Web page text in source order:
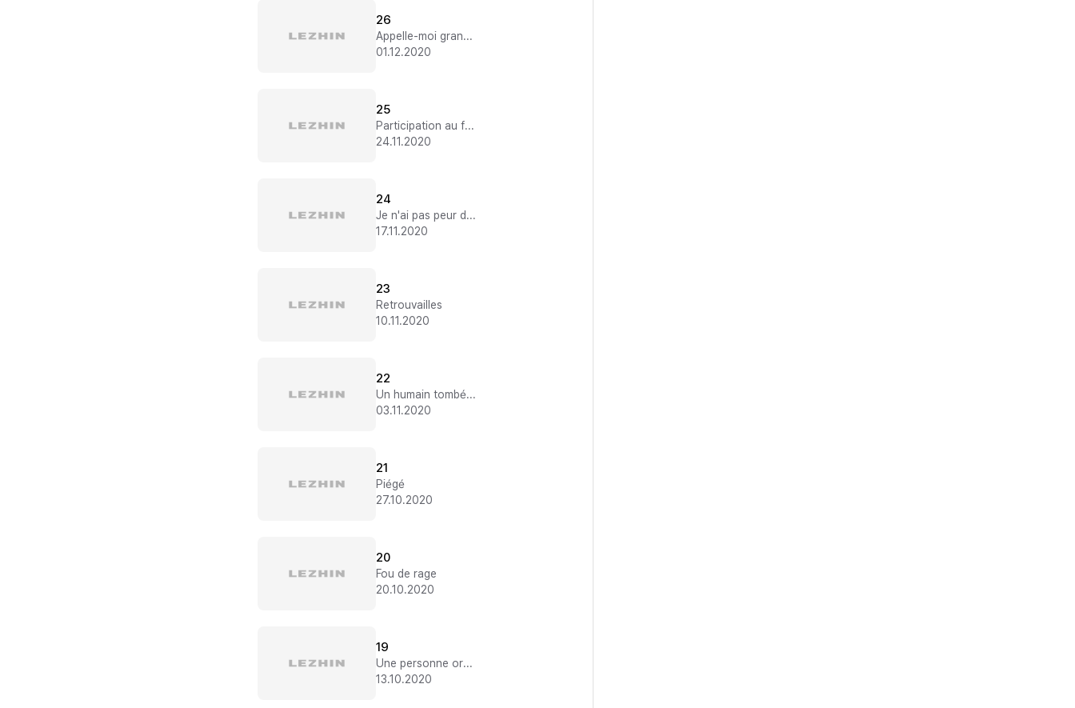
26
Appelle-moi grand frère !
01.12.2020
25
Participation au festival
24.11.2020
24
Je n'ai pas peur de la personne que j'aime
17.11.2020
23
Retrouvailles
10.11.2020
22
Un humain tombé bien bas...
03.11.2020
21
Piégé
27.10.2020
20
Fou de rage
20.10.2020
19
Une personne ordinaire
13.10.2020